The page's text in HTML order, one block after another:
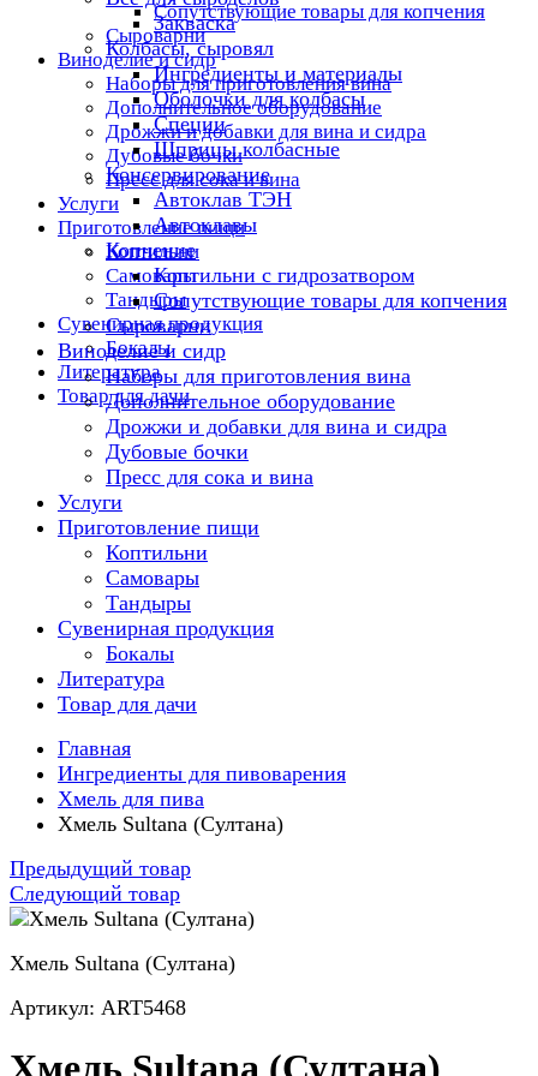
Сопутствующие товары для копчения
Сыроварни
Виноделие и сидр
Наборы для приготовления вина
Дополнительное оборудование
Дрожжи и добавки для вина и сидра
Дубовые бочки
Пресс для сока и вина
Услуги
Приготовление пищи
Коптильни
Самовары
Тандыры
Сувенирная продукция
Бокалы
Литература
Товар для дачи
Закваска
Колбасы, сыровял
Ингредиенты и материалы
Оболочки для колбасы
Специи
Шприцы колбасные
Консервирование
Автоклав ТЭН
Автоклавы
Копчение
Коптильни с гидрозатвором
Сопутствующие товары для копчения
Сыроварни
Виноделие и сидр
Наборы для приготовления вина
Дополнительное оборудование
Дрожжи и добавки для вина и сидра
Дубовые бочки
Пресс для сока и вина
Услуги
Приготовление пищи
Коптильни
Самовары
Тандыры
Сувенирная продукция
Бокалы
Литература
Товар для дачи
Главная
Ингредиенты для пивоварения
Хмель для пива
Хмель Sultana (Султана)
Предыдущий товар
Следующий товар
Хмель Sultana (Султана)
Артикул: ART5468